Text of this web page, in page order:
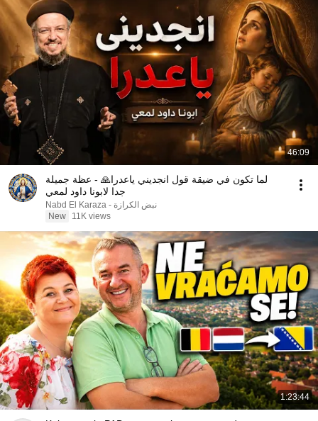
46:09
لما تكون في ضيقة قول انجديني ياعدرا🙏 - عظة جميلة
جدا لابونا داود لمعي
نبض الكرازة - Nabd El Karaza
New
11K views
1:23:44